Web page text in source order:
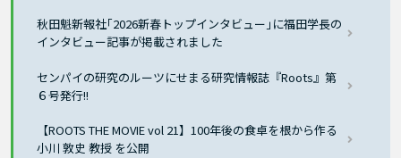
秋田魁新報社｢2026新春トップインタビュー｣に福田学長の
インタビュー記事が掲載されました
センパイの研究のルーツにせまる研究情報誌『Roots』第
６号発行!!
【ROOTS THE MOVIE vol 21】100年後の食卓を根から作る
小川 敦史 教授 を公開